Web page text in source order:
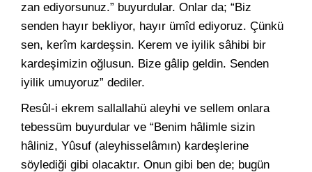
zan ediyorsunuz.” buyurdular. Onlar da; “Biz
senden hayır bekliyor, hayır ümîd ediyoruz. Çünkü
sen, kerîm kardeşsin. Kerem ve iyilik sâhibi bir
kardeşimizin oğlusun. Bize gâlip geldin. Senden
iyilik umuyoruz” dediler.
Resûl-i ekrem sallallahü aleyhi ve sellem onlara
tebessüm buyurdular ve “Benim hâlimle sizin
hâliniz, Yûsuf (aleyhisselâmın) kardeşlerine
söylediği gibi olacaktır. Onun gibi ben de; bugün